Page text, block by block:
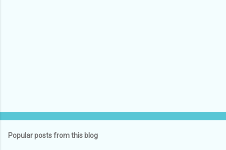
t
Popular posts from this blog